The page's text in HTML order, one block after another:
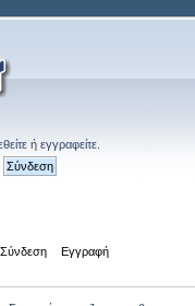
ή εγγραφείτε
Σύνδεση Εγγραφή